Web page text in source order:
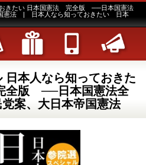
おきたい 日本国憲法 完全版 ──日本国憲法
国憲法 | 日本人なら知っておきたい 日本
日本人なら知っておきた
全版 ──日本国憲法全
案、大日本帝国憲法